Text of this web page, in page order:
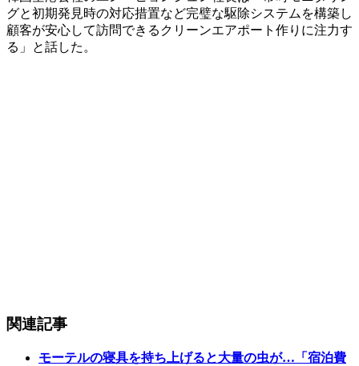
グと初期発見時の対応措置など完璧な駆除システムを構築し
顧客が安心して訪問できるクリーンエアポート作りに注力す
る」と話した。
関連記事
モーテルの寝具を持ち上げると大量の虫が…「宿泊費